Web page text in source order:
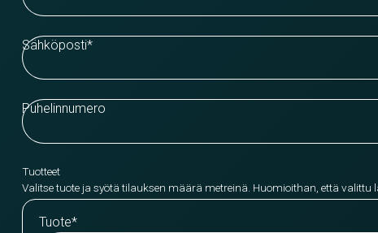
Sähköposti*
Puhelinnumero
Tuotteet
Valitse tuote ja syötä tilauksen määrä metreinä. Huomioithan, että
Tuote*